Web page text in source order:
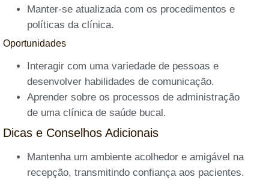
Manter-se atualizada com os procedimentos e
políticas da clínica.
Oportunidades
Interagir com uma variedade de pessoas e
desenvolver habilidades de comunicação.
Aprender sobre os processos de administração
de uma clínica de saúde bucal.
Dicas e Conselhos Adicionais
Mantenha um ambiente acolhedor e amigável na
recepção, transmitindo confiança aos pacientes.